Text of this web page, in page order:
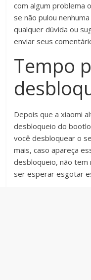
com algum problema
se não pulou
qualquer dúvida ou
enviar seus
Tempo
Depois que a xiaomi
desbloqueio do
você desbloquear o
mais, caso apareça
desbloqueio, não tem
ser esperar esgotar